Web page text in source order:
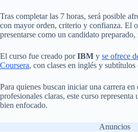
Tras completar las 7 horas, será posible
con mayor orden, criterio y confianza. El
presentarse como un candidato
El curso fue creado porIBM y se ofrece
Coursera, con clases en inglés y subtítulos
Para quienes buscan iniciar una carrera en
profesionales claras, este curso
bien enfocado.
Anuncios